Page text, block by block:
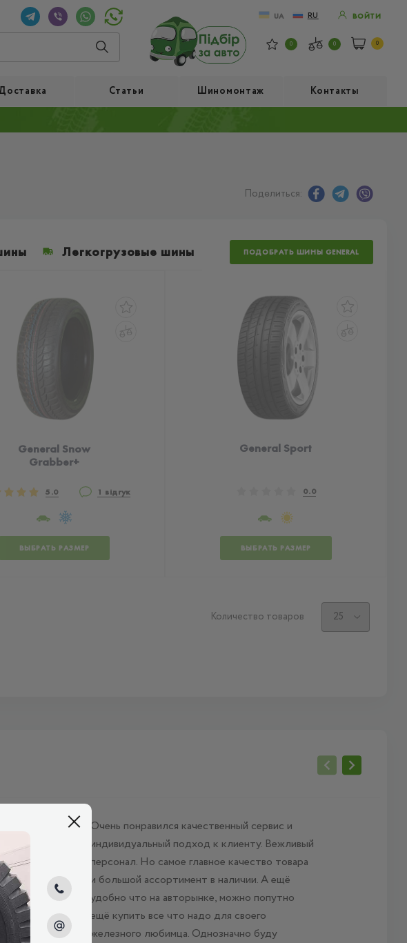
UA RU ВОЙТИ
0 0 0
Статьи Шиномонтаж Контакты
Поделиться:
Легкогрузовые шины ПОДОБРАТЬ ШИНЫ GENERAL
General Snow
Grabber+
5.0 1 відгук
ВЫБРАТЬ РАЗМЕР
General Sport
0.0
ВЫБРАТЬ РАЗМЕР
Количество товаров
Цена
Очень понравился качественный сервис и
индивидуальный подход к клиенту. Вежливый
персонал. Но самое главное качество товара
и большой ассортимент в наличии. А ещё
удобно что на авторынке, можно попутно
ещё купить все что надо для своего
железного любимца. Однозначно буду